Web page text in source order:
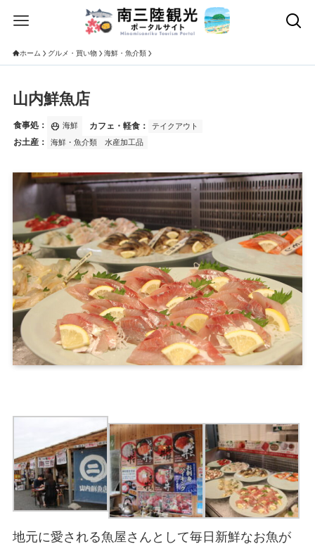
ホーム グルメ・買い物 海鮮・魚介類
山内鮮魚店
食事処： rice_bowl 海鮮 カフェ・軽食： テイクアウト
お土産： 海鮮・魚介類 水産加工品
地元に愛される魚屋さんとして毎日新鮮なお魚が